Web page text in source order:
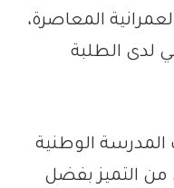
المعاصرة،
لدى الطلبة
الوطنية
من التميز بفضل